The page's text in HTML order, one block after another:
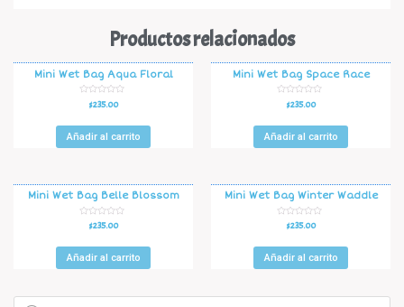
Productos relacionados
Mini Wet Bag Aqua Floral
o
r
a
d
0
d
e
5
$235.00
Añadir al carrito
Mini Wet Bag Space Race
o
r
a
d
0
d
e
5
$235.00
Añadir al carrito
Mini Wet Bag Belle Blossom
o
r
a
d
n
$235.00
Añadir al carrito
Mini Wet Bag Winter Waddle
o
r
a
d
n
$235.00
Añadir al carrito